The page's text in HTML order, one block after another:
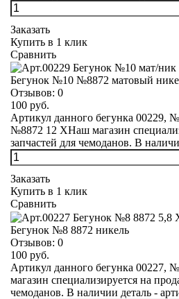
Заказать
Купить в 1 клик
Сравнить
Бегунок №10 №8872 матовый
Отзывов: 0
100 руб.
Артикул данного бегунка 00229,
№8872 12 XНаш магазин
запчастей для чемоданов. В
Заказать
Купить в 1 клик
Сравнить
Бегунок №8 8872 никель
Отзывов: 0
100 руб.
Артикул данного бегунка 00227,
магазин специализируется на
чемоданов. В наличии деталь -